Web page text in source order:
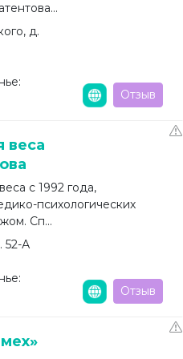
д.
Отзыв
веса
с 1992 года,
психологических
Сп...
52-А
Отзыв